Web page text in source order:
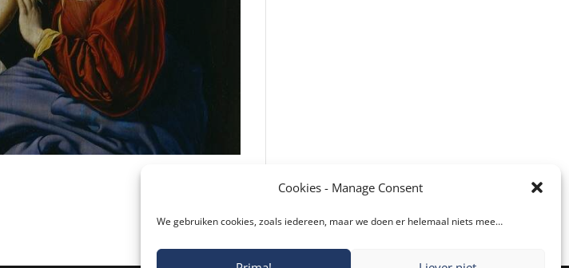
Cookies - Manage Consent
We gebruiken cookies, zoals iedereen, maar we doen er helemaal niets mee…
Facebook